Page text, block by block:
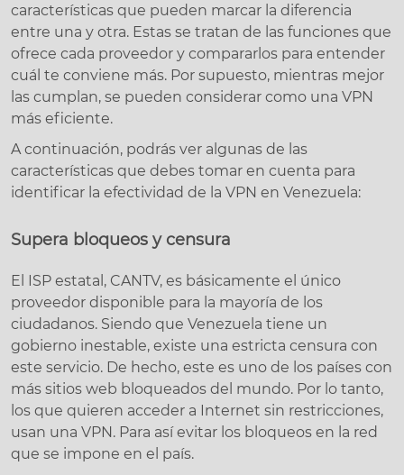
características que pueden marcar la diferencia
entre una y otra. Estas se tratan de las funciones que
ofrece cada proveedor y compararlos para entender
cuál te conviene más. Por supuesto, mientras mejor
las cumplan, se pueden considerar como una VPN
más eficiente.
A continuación, podrás ver algunas de las
características que debes tomar en cuenta para
identificar la efectividad de la VPN en Venezuela:
Supera bloqueos y censura
El ISP estatal, CANTV, es básicamente el único
proveedor disponible para la mayoría de los
ciudadanos. Siendo que Venezuela tiene un
gobierno inestable, existe una estricta censura con
este servicio. De hecho, este es uno de los países con
más sitios web bloqueados del mundo. Por lo tanto,
los que quieren acceder a Internet sin restricciones,
usan una VPN. Para así evitar los bloqueos en la red
que se impone en el país.